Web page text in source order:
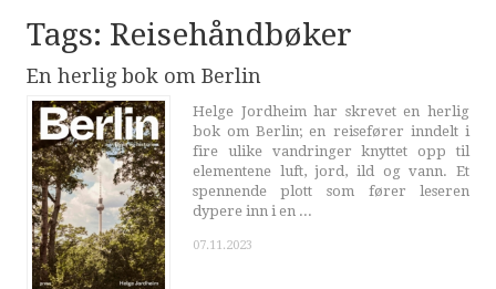
Tags: Reisehåndbøker
En herlig bok om Berlin
Helge Jordheim har skrevet en herlig
bok om Berlin; en reisefører inndelt i
fire ulike vandringer knyttet opp til
elementene luft, jord, ild og vann. Et
spennende plott som fører leseren
dypere inn i en ...
07.11.2023